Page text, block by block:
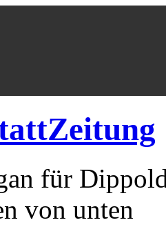
für
von unten